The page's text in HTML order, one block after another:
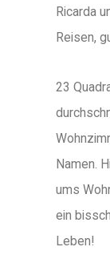
Ricarda
Reisen,
23
Namen.
ums
ein
Leben!